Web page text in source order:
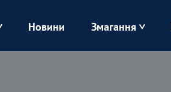
Новини Змагання